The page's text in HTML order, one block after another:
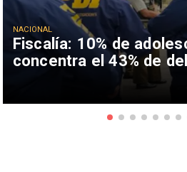
Fiscalía: 10% de
concentra el 43% de
NACIONAL